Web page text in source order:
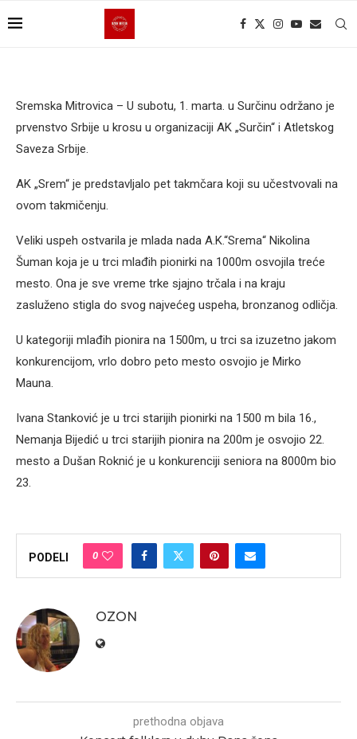
Sremska Mitrovica – U subotu, 1. marta. u Surčinu održano je
prvenstvo Srbije u krosu u organizaciji AK „Surčin“ i Atletskog
Saveza Srbije.
AK „Srem“ je predstavljalo pet takmčara koji su učestvovali na
ovom takmičenju.
Veliki uspeh ostvarila je mlada nada A.K.“Srema“ Nikolina
Šuman koja je u trci mlađih pionirki na 1000m osvojila treće
mesto. Ona je sve vreme trke sjajno trčala i na kraju
zasluženo stigla do svog najvećeg uspeha, bronzanog odličja.
U kategoriji mlađih pionira na 1500m, u trci sa izuzetno jakom
konkurencijom, vrlo dobro peto mesto osvojio je Mirko
Mauna.
Ivana Stanković je u trci starijih pionirki na 1500 m bila 16.,
Nemanja Bijedić u trci starijih pionira na 200m je osvojio 22.
mesto a Dušan Roknić je u konkurenciji seniora na 8000m bio
23.
PODELI 0
OZON
prethodna objava